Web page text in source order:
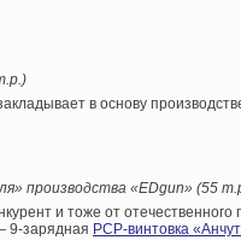
в основу
производства «EDgun» (55
и тоже от
9-зарядная PCP-винтовка